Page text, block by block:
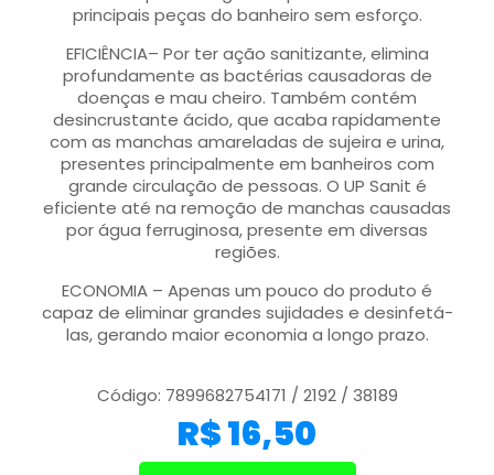
principais peças do banheiro sem esforço.
EFICIÊNCIA– Por ter ação sanitizante, elimina
profundamente as bactérias causadoras de
doenças e mau cheiro. Também contém
desincrustante ácido, que acaba rapidamente
com as manchas amareladas de sujeira e urina,
presentes principalmente em banheiros com
grande circulação de pessoas. O UP Sanit é
eficiente até na remoção de manchas causadas
por água ferruginosa, presente em diversas
regiões.
ECONOMIA – Apenas um pouco do produto é
capaz de eliminar grandes sujidades e desinfetá-
las, gerando maior economia a longo prazo.
Código: 7899682754171 / 2192 / 38189
R$16,50